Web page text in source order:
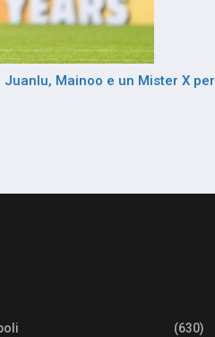
Mainoo e un Mister X per
(630)